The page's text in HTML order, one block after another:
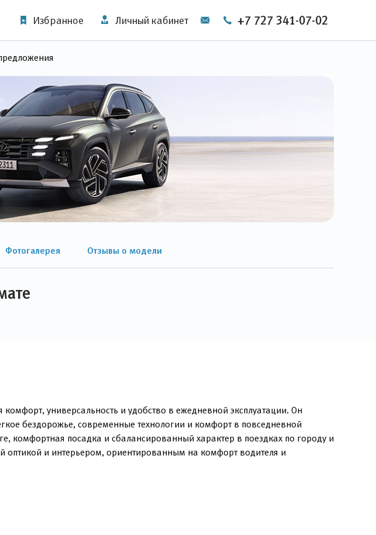
Избранное Личный кабинет +7 727 341-07-02
Фотогалерея Отзывы о модели
универсальность и удобство в ежедневной эксплуатации. Он
бездорожье, современные технологии и комфорт в повседневной
комфортная посадка и сбалансированный характер в поездках по городу и
оптикой и интерьером, ориентированным на комфорт водителя и